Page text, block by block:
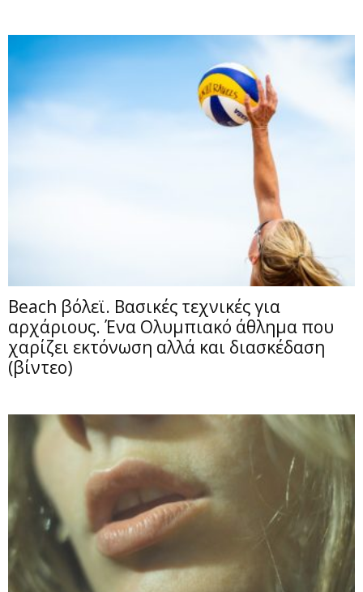
Beach βόλεϊ. Βασικές τεχνικές για
αρχάριους. Ένα Ολυμπιακό άθλημα που
χαρίζει εκτόνωση αλλά και διασκέδαση
(βίντεο)